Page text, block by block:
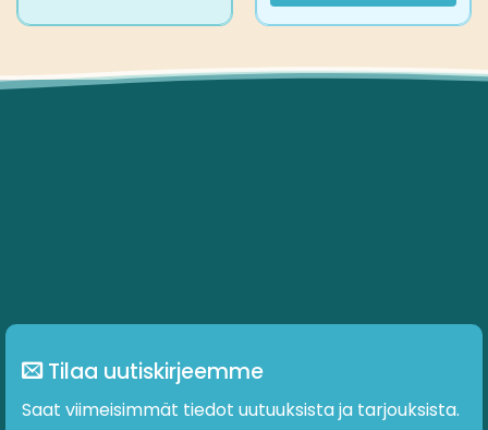
muunnelma.
Tilaa uutiskirjeemme
Saat viimeisimmät tiedot uutuuksista ja tarjouksista.